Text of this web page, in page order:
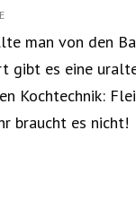
man von den
gibt es eine
Kochtechnik:
braucht es nicht!